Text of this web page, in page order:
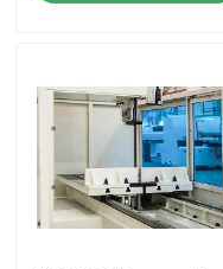
Γύρος εργοστασίων
Ποιοτικός έλεγχος